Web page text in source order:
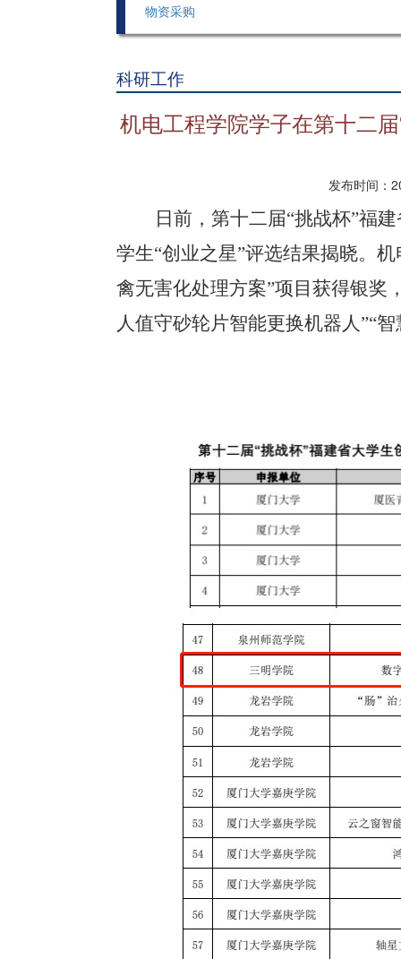
物资采购
科研工作
机电工程学院学子在第十二
发布时间：
日前，第十二届“挑战杯”福
学生“创业之星”评选结果揭晓。
禽无害化处理方案”项目获得银
人值守砂轮片智能更换机器人”“